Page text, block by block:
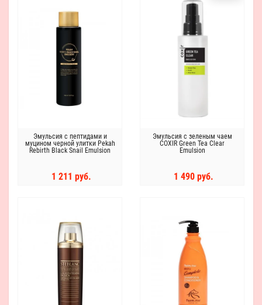
Эмульсия с пептидами и
муцином черной улитки Pekah
Rebirth Black Snail Emulsion
1 211 руб.
Эмульсия с зеленым чаем
COXIR Green Tea Clear
Emulsion
1 490 руб.